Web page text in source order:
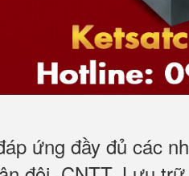
ứng đầy đủ các